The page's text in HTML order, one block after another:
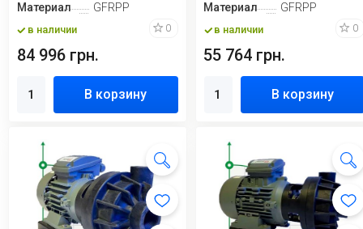
Материал
GFRPP
в наличии 0
84 996 грн.
В корзину
Материал
GFRPP
в наличии 0
55 764 грн.
В корзину